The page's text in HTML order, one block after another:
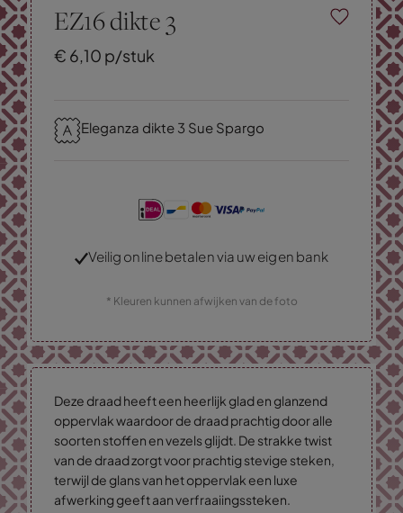
EZ16 dikte 3
€ 6,10 p/stuk
Eleganza dikte 3 Sue Spargo
Veilig online betalen via uw eigen bank
* Kleuren kunnen afwijken van de foto
Deze draad heeft een heerlijk glad en glanzend
oppervlak waardoor de draad prachtig door alle
soorten stoffen en vezels glijdt. De strakke twist
van de draad zorgt voor prachtig stevige steken,
terwijl de glans van het oppervlak een luxe
afwerking geeft aan verfraaiingssteken.